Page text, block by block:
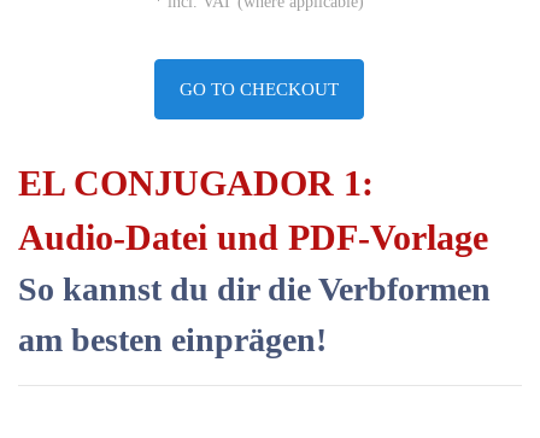
GO TO CHECKOUT
EL CONJUGADOR 1:
Audio-Datei und PDF-Vorlage
So kannst du dir die Verbformen
am besten einprägen!